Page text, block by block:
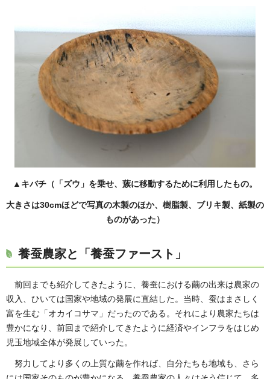
▲キバチ（「ズウ」を乗せ、蔟に移動するために利用したもの。
大きさは30cmほどで写真の木製のほか、樹脂製、ブリキ製、紙製の
ものがあった）
養蚕農家と「養蚕ファースト」
前回までも紹介してきたように、養蚕における繭の出来は農家の
収入、ひいては国家や地域の発展に直結した。当時、蚕はまさしく
富を生む「オカイコサマ」だったのである。それにより農家たちは
豊かになり、前回まで紹介してきたように経済やインフラをはじめ
児玉地域全体が発展していった。
努力してより多くの上質な繭を作れば、自分たちも地域も、さら